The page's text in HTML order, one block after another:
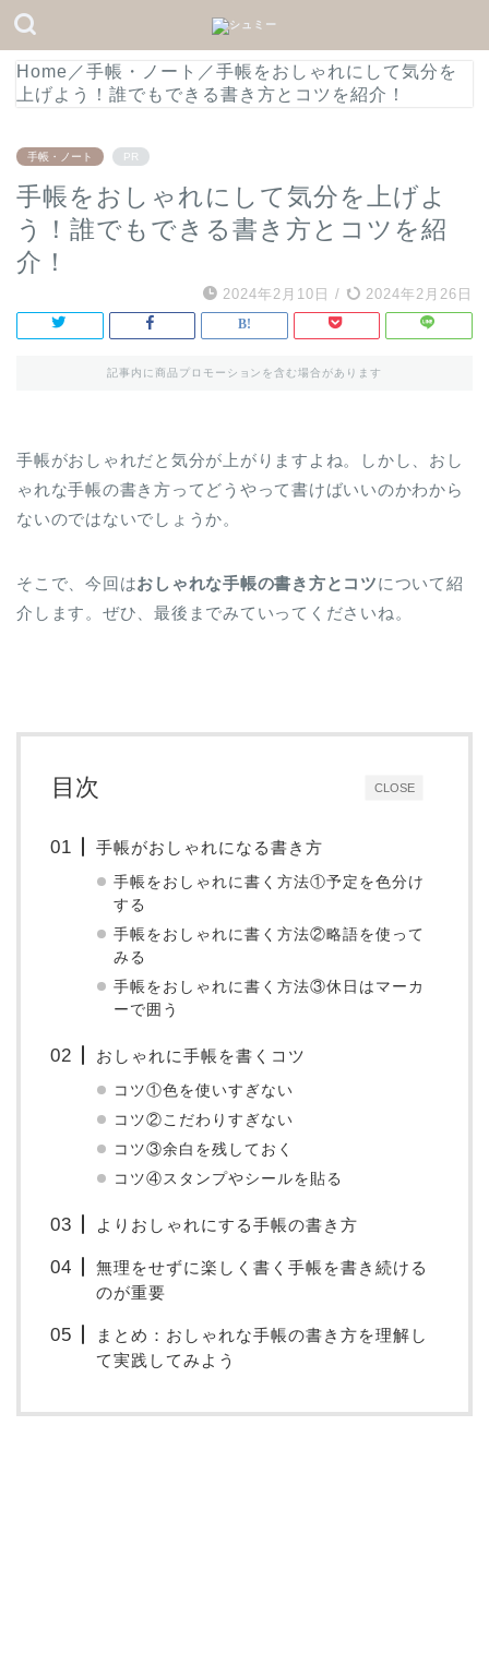
Home ／手帳・ノート ／手帳をおしゃれにして気分を
上げよう！誰でもできる書き方とコツを紹介！
手帳・ノート PR
手帳をおしゃれにして気分を上げよ
う！誰でもできる書き方とコツを紹
介！
2024年2月10日 / 2024年2月26日
記事内に商品プロモーションを含む場合があります
手帳がおしゃれだと気分が上がりますよね。しかし、おし
ゃれな手帳の書き方ってどうやって書けばいいのかわから
ないのではないでしょうか。
そこで、今回はおしゃれな手帳の書き方とコツについて紹
介します。ぜひ、最後までみていってくださいね。
CLOSE
目次
手帳がおしゃれになる書き方
手帳をおしゃれに書く方法①予定を色分け
する
手帳をおしゃれに書く方法②略語を使って
みる
手帳をおしゃれに書く方法③休日はマーカ
ーで囲う
おしゃれに手帳を書くコツ
コツ①色を使いすぎない
コツ②こだわりすぎない
コツ③余白を残しておく
コツ④スタンプやシールを貼る
よりおしゃれにする手帳の書き方
無理をせずに楽しく書く手帳を書き続ける
のが重要
まとめ：おしゃれな手帳の書き方を理解し
て実践してみよう